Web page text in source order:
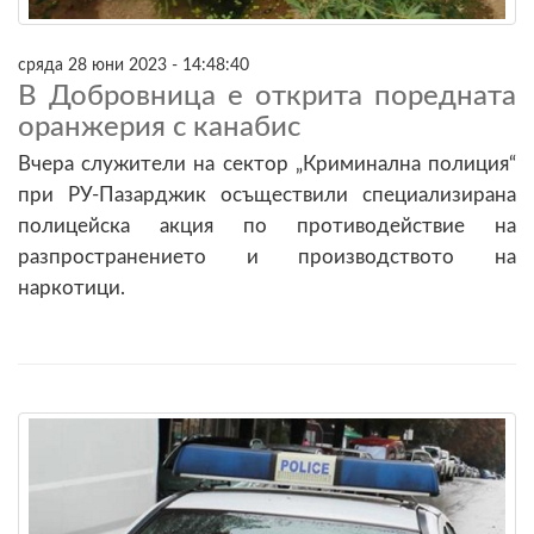
сряда 28 юни 2023 - 14:48:40
В Добровница е открита поредната
оранжерия с канабис
Вчера служители на сектор „Криминална полиция“
при РУ-Пазарджик осъществили специализирана
полицейска акция по противодействие на
разпространението и производството на
наркотици.